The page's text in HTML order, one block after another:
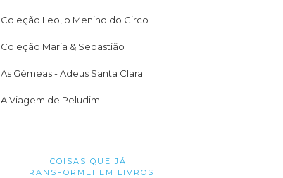
Coleção Leo, o Menino do Circo
Coleção Maria & Sebastião
As Gémeas - Adeus Santa Clara
A Viagem de Peludim
COISAS QUE JÁ
TRANSFORMEI EM LIVROS